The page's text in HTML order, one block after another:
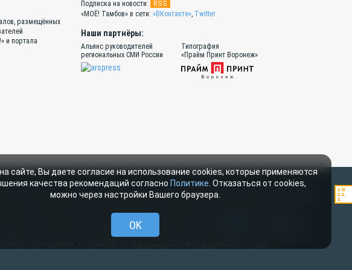
размещённых
и портала
Подписка на новости:
RSS
«МОЁ! Тамбов» в сети: «ВКонтакте», Twitter
Наши партнёры:
Альянс руководителей
региональных СМИ России
Типография
«Прайм Принт Воронеж»
«МОЁ! Online» сотрудниками редакции, нештатными авторами и читателями, являются
законодательством о правах на результаты интеллектуальной деятельности. Полное или
допускается только с письменного согласия редакции с указанием ссылки на
на moe-tambov.ru. Все вопросы можно задать по адресу
сотрудничестве между редакцией «МОЁ! Online» и органами власти. Материалы
(соглашений, контрактов) об информационном сотрудничестве и (или)
сайте, Вы даете согласие на использование cookies, которые применяются
качества рекомендаций согласно Политике . Отказаться от cookies,
можно через настройки Вашего браузера.
OK